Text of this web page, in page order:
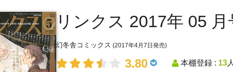
リンクス 2017年 05 月
幻冬舎コミックス (2017年4月7日発売)
3.80 本棚登録 : 13人